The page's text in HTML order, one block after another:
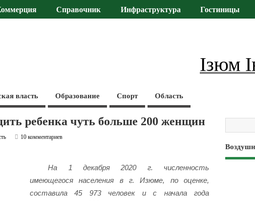
Справочник Инфраструктура Гостиницы
Ізюм
власть Образование Спорт Область
ребенка чуть больше 200 женщин
10 комментариев
На 1 декабря 2020 г. численность
имеющегося населения в г. Изюме, по оценке,
составила 45 973 человек и с начала года